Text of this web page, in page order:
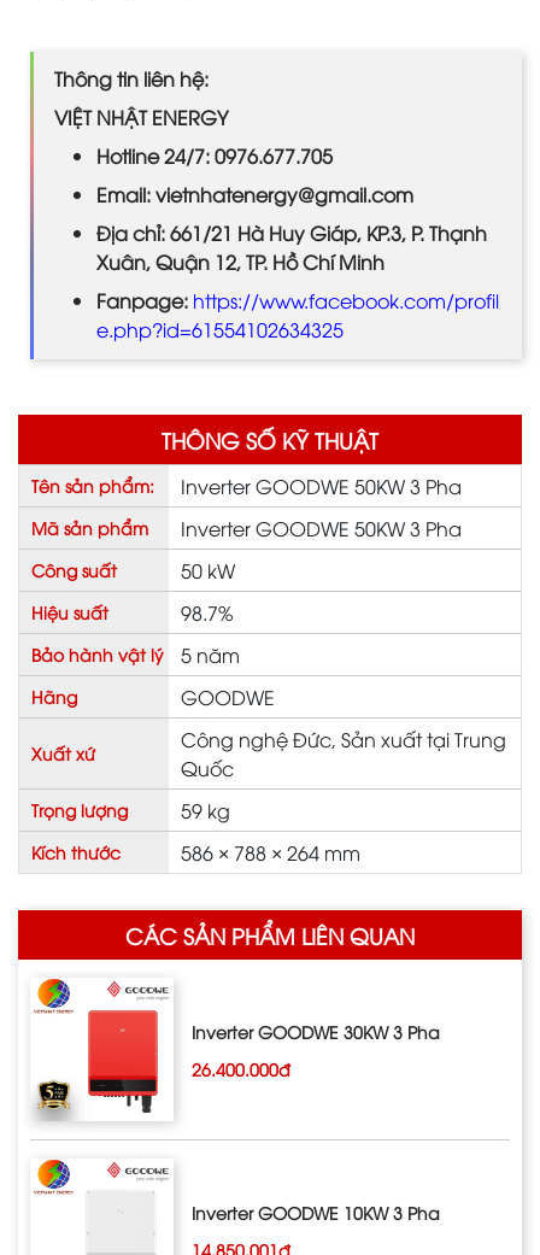
Thông tin liên hệ:
VIỆT NHẬT ENERGY
Hotline 24/7: 0976.677.705
Email: vietnhatenergy@gmail.com
Địa chỉ: 661/21 Hà Huy Giáp, KP.3, P. Thạnh
Xuân, Quận 12, TP. Hồ Chí Minh
Fanpage: https://www.facebook.com/profil
e.php?id=61554102634325
THÔNG SỐ KỸ THUẬT
Tên sản phẩm: Inverter GOODWE 50KW 3 Pha
Mã sản phẩm Inverter GOODWE 50KW 3 Pha
Công suất 50 kW
Hiệu suất 98.7%
Bảo hành vật lý 5 năm
Hãng GOODWE
Xuất xứ
Công nghệ Đức, Sản xuất tại Trung
Quốc
Trọng lượng 59 kg
Kích thước 586 × 788 × 264 mm
CÁC SẢN PHẨM LIÊN QUAN
Inverter GOODWE 30KW 3 Pha
26.400.000đ
Inverter GOODWE 10KW 3 Pha
14.850.001đ